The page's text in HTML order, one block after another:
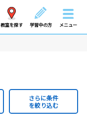
教室を探す 学習中の方 メニュー
さらに条件
を絞り込む